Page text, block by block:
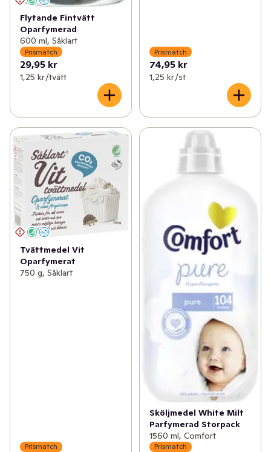
Flytande Fintvätt
Oparfymerad
600 ml, Såklart
Prismatch
29,95 kr
1,25 kr /tvätt
Prismatch
74,95 kr
1,25 kr /st
Tvättmedel Vit
Oparfymerat
750 g, Såklart
Prismatch
Sköljmedel White Milt
Parfymerad Storpack
1560 ml, Comfort
Prismatch